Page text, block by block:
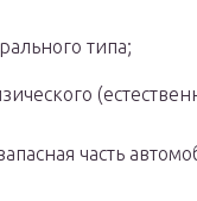
типа;
часть